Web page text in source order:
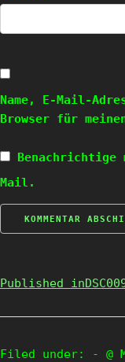
Name, E-Mail-
Browser für
Benachrichtige
Mail.
Published in
Filed under: - @